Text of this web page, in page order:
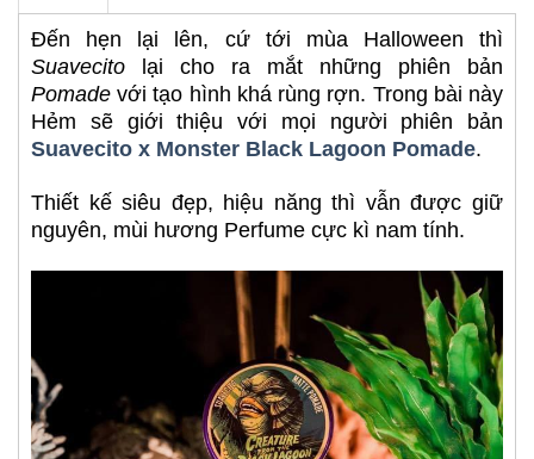
Đến hẹn lại lên, cứ tới mùa Halloween thì
Suavecito lại cho ra mắt những phiên bản
Pomade với tạo hình khá rùng rợn. Trong bài này
Hẻm sẽ giới thiệu với mọi người phiên bản
Suavecito x Monster Black Lagoon Pomade.
Thiết kế siêu đẹp, hiệu năng thì vẫn được giữ
nguyên, mùi hương Perfume cực kì nam tính.